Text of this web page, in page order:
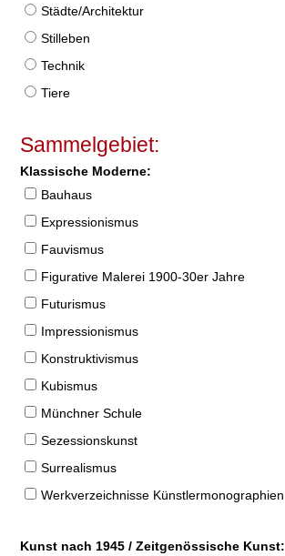
Städte/Architektur
Stilleben
Technik
Tiere
Sammelgebiet:
Klassische Moderne:
Bauhaus
Expressionismus
Fauvismus
Figurative Malerei 1900-30er Jahre
Futurismus
Impressionismus
Konstruktivismus
Kubismus
Münchner Schule
Sezessionskunst
Surrealismus
Werkverzeichnisse Künstlermonographien
Kunst nach 1945 / Zeitgenössische Kunst: